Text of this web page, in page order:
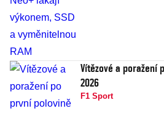
Vítězové a poražení
2026
F1 Sport